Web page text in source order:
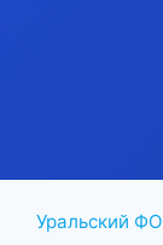
Уральский ФО